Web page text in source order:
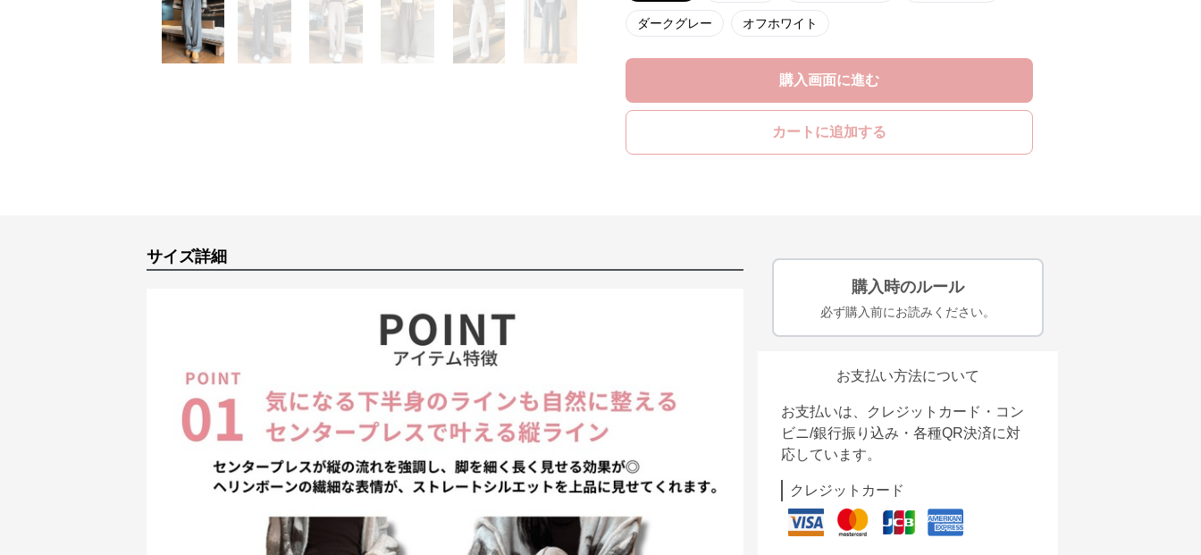
ダークグレー オフホワイト
購入画面に進む
カートに追加する
サイズ詳細
購入時のルール
必ず購入前にお読みください。
お支払い方法について
お支払いは、クレジットカード・コン
ビニ/銀行振り込み・各種QR決済に対
応しています。
クレジットカード